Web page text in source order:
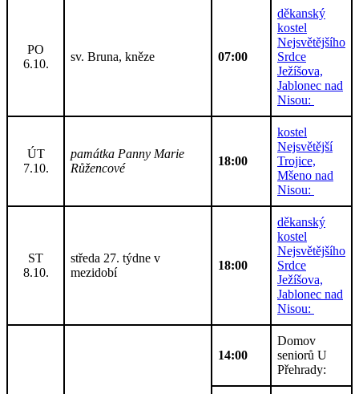
PO
6.10.
sv. Bruna, kněze 07:00
děkanský
kostel
Nejsvětějšího
Srdce
Ježíšova,
Jablonec nad
Nisou:
ÚT
7.10.
památka Panny Marie
Růžencové
18:00
kostel
Nejsvětější
Trojice,
Mšeno nad
Nisou:
ST
8.10.
středa 27. týdne v
mezidobí
18:00
děkanský
kostel
Nejsvětějšího
Srdce
Ježíšova,
Jablonec nad
Nisou:
14:00
Domov
seniorů U
Přehrady: